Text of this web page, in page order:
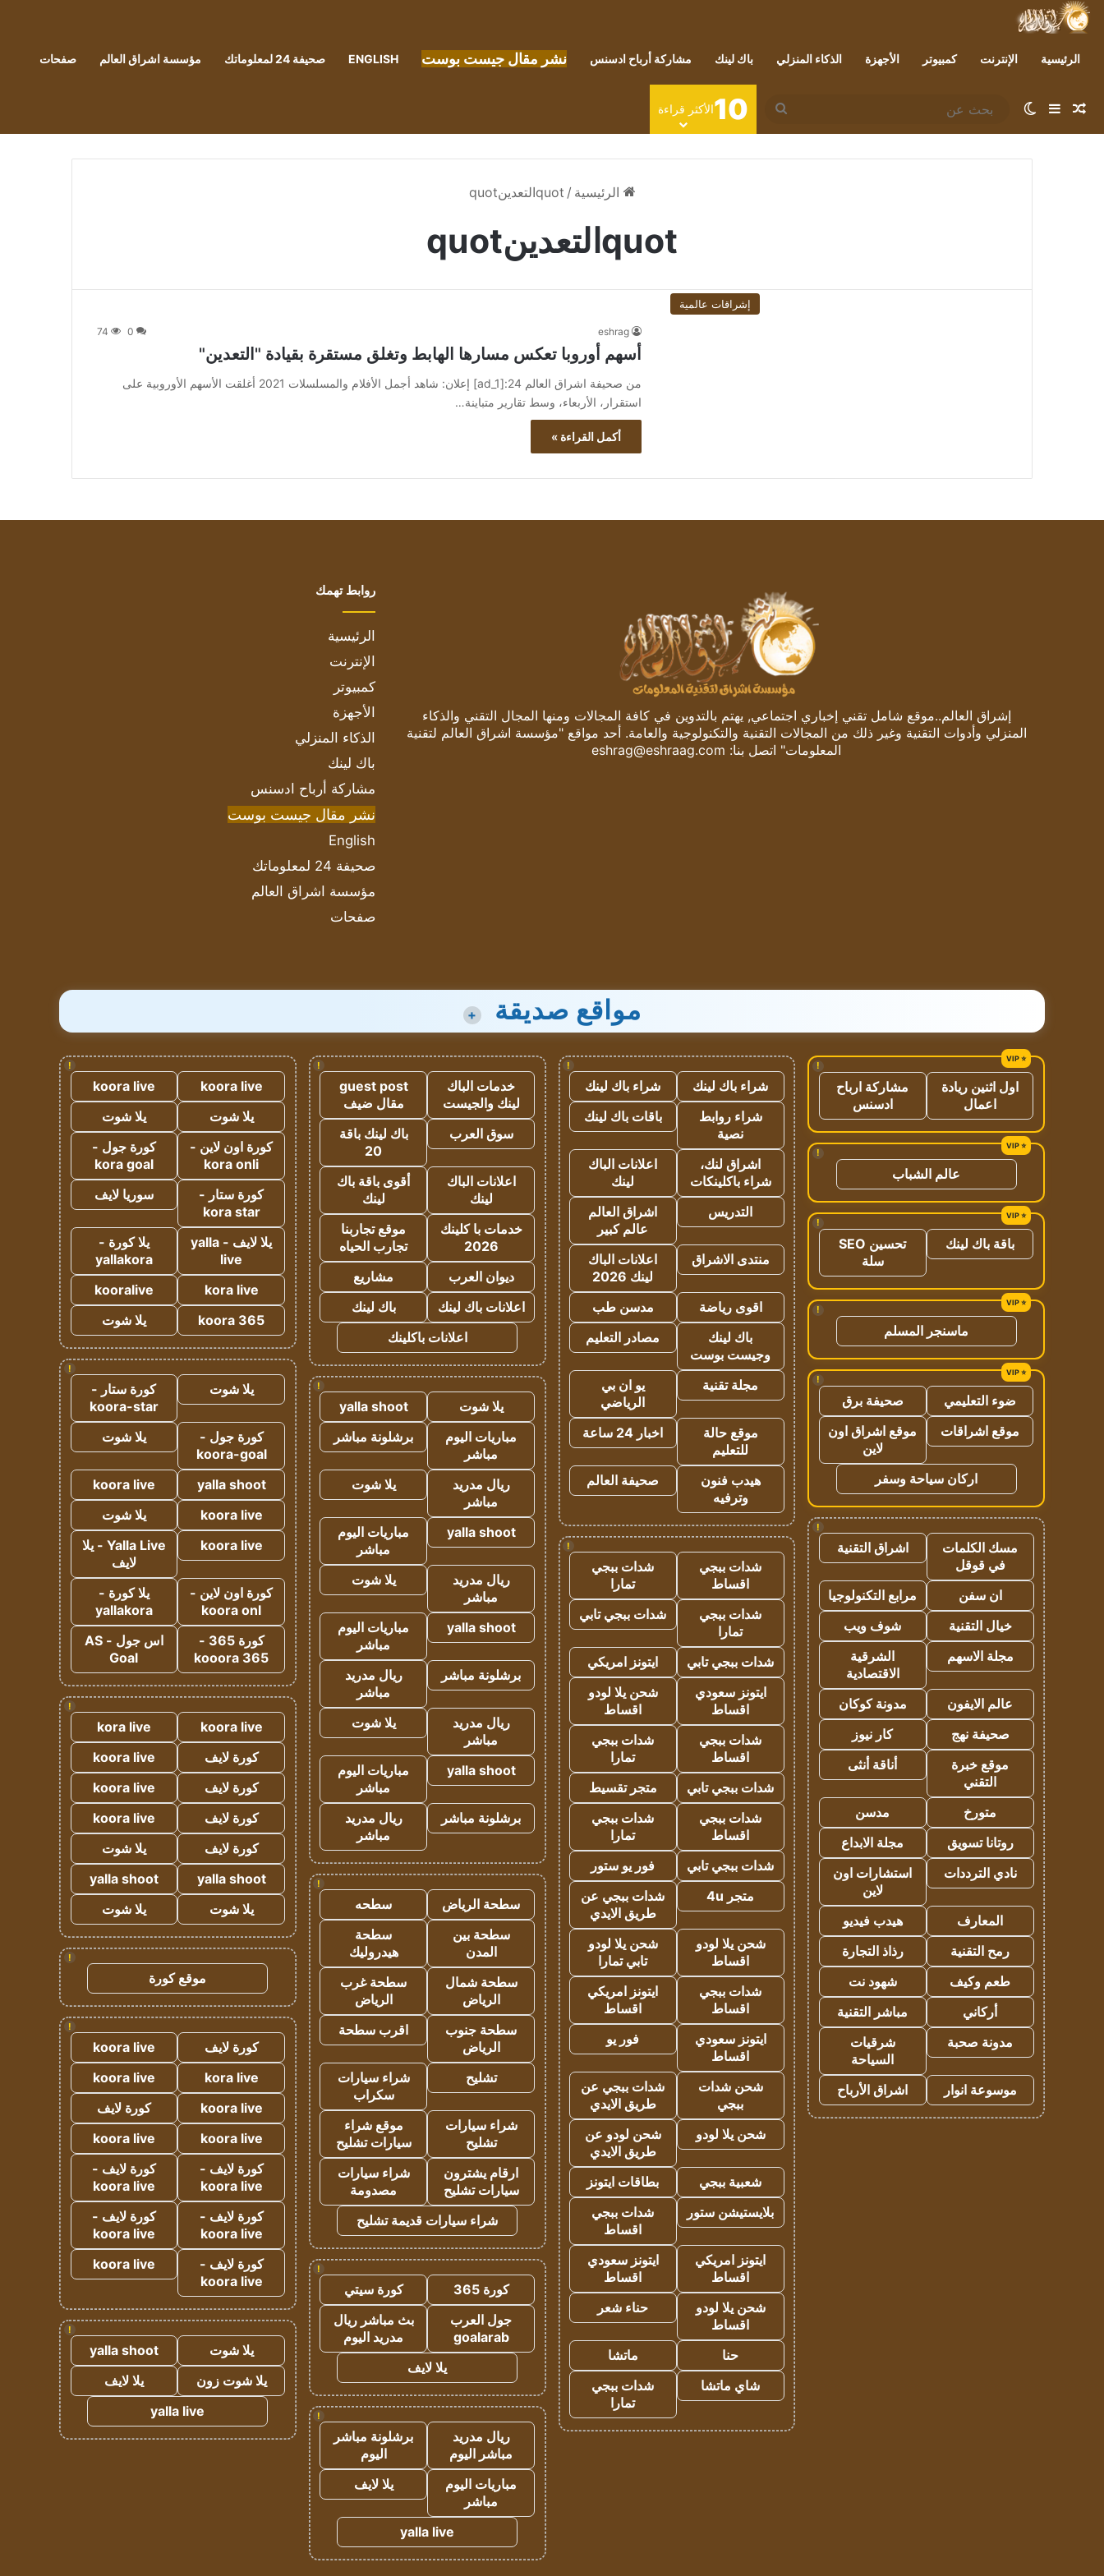
الرئيسية الإنترنت كمبيوتر الأجهزة الذكاء المنزلي باك لينك مشاركة أرباح ادسنس نشر مقال جيست بوست ENGLISH صحيفة 24 لمعلوماتك مؤسسة اشراق العالم صفحات
مقال عشوائي
إضافة عمود جانبي
الوضع المظلم
بحث
عن
10الأكثر قراءة
الرئيسية / quotالتعدينquot
quotالتعدينquot
إشراقات عالمية
eshrag
0
74
أسهم أوروبا تعكس مسارها الهابط وتغلق مستقرة بقيادة "التعدين"
من صحيفة اشراق العالم 24:[ad_1] إعلان: شاهد أجمل الأفلام والمسلسلات 2021 أغلقت الأسهم الأوروبية على
استقرار، الأربعاء، وسط تقارير متباينة…
أكمل القراءة »
إشراق العالم..موقع شامل تقني إخباري اجتماعي, يهتم بالتدوين في كافة المجالات ومنها المجال التقني والذكاء
المنزلي وأدوات التقنية وغير ذلك من المجالات التقنية والتكنولوجية والعامة. أحد مواقع "مؤسسة اشراق العالم لتقنية
المعلومات" اتصل بنا: eshrag@eshraag.com
روابط تهمك
الرئيسية
الإنترنت
كمبيوتر
الأجهزة
الذكاء المنزلي
باك لينك
مشاركة أرباح ادسنس
نشر مقال جيست بوست
English
صحيفة 24 لمعلوماتك
مؤسسة اشراق العالم
صفحات
مواقع صديقة +
!
اول اثنين ريادة
اعمال
مشاركة ارباح
ادسنس
!
عالم الشباب
!
باقة باك لينك
تحسين SEO
سلة
!
ماسنجر المسلم
!
ضوء التعليمي
صحيفة برق
موقع اشراقات
موقع اشراق اون
لاين
اركان سياحة وسفر
!
مسك الكلمات
في قوقل
اشراق التقنية
ان سفن
مرابع التكنولوجيا
خيال التقنية
شوف ويب
مجلة الاسهم
الشرقية
الاقتصادية
عالم الايفون
مدونة كوكان
صحيفة نهج
كار نيوز
موقع خبرة
التقني
أناقة أنثى
متورخ
مدسن
روتانا تسويق
مجلة الابداع
نادي الترددات
استشارات اون
لاين
المعارف
هيدب فيديو
رمح التقنية
رذاذ التجارة
طعم وكيف
شهود نت
أركاني
مباشر التقنية
مدونة صحبة
شرقيات
السياحة
موسوعة انوار
اشراق الأرباح
!
شراء باك لينك
شراء باك لينك
شراء روابط
نصية
باقات باك لينك
اشراق لنك،
شراء باكلينكات
اعلانات الباك
لينك
التدريس
اشراق العالم
عالم كبير
منتدى الاشراق
اعلانات الباك
لينك 2026
اقوى رياضة
مدسن طب
باك لينك
وجيست بوست
مصادر التعليم
مجلة تقنية
يو ان بي
الرياضي
موقع حالة
للتعليم
اخبار 24 ساعة
هيدب فنون
وترفيه
صحيفة العالم
!
شدات ببجي
اقساط
شدات ببجي
تمارا
شدات ببجي
تمارا
شدات ببجي تابي
شدات ببجي تابي
ايتونز امريكي
ايتونز سعودي
اقساط
شحن يلا لودو
اقساط
شدات ببجي
اقساط
شدات ببجي
تمارا
شدات ببجي تابي
متجر تقسيط
شدات ببجي
اقساط
شدات ببجي
تمارا
شدات ببجي تابي
فور يو ستور
متجر 4u
شدات ببجي عن
طريق الايدي
شحن يلا لودو
اقساط
شحن يلا لودو
تابي تمارا
شدات ببجي
اقساط
ايتونز امريكي
اقساط
ايتونز سعودي
اقساط
فور يو
شحن شدات
ببجي
شدات ببجي عن
طريق الايدي
شحن يلا لودو
شحن لودو عن
طريق الايدي
شعبية ببجي
بطاقات ايتونز
بلايستيشن ستور
شدات ببجي
اقساط
ايتونز امريكي
اقساط
ايتونز سعودي
اقساط
شحن يلا لودو
اقساط
حناء شعر
حنا
ماتشا
شاي ماتشا
شدات ببجي
تمارا
!
خدمات الباك
لينك والجيست
guest post
مقال ضيف
سوق العرب
باك لينك باقة
20
اعلانات الباك
لينك
أقوى باقة باك
لينك
خدمات با كلينك
2026
موقع تجاربنا
تجارب الحياه
ديوان العرب
مشاريع
اعلانات باك لينك
باك لينك
اعلانات باكلينك
!
يلا شوت
yalla shoot
مباريات اليوم
مباشر
برشلونة مباشر
ريال مدريد
مباشر
يلا شوت
yalla shoot
مباريات اليوم
مباشر
ريال مدريد
مباشر
يلا شوت
yalla shoot
مباريات اليوم
مباشر
برشلونة مباشر
ريال مدريد
مباشر
ريال مدريد
مباشر
يلا شوت
yalla shoot
مباريات اليوم
مباشر
برشلونة مباشر
ريال مدريد
مباشر
!
سطحة الرياض
سطحه
سطحة بين
المدن
سطحة
هيدروليك
سطحة شمال
الرياض
سطحة غرب
الرياض
سطحة جنوب
الرياض
اقرب سطحة
تشليح
شراء سيارات
سكراب
شراء سيارات
تشليح
موقع شراء
سيارات تشليح
ارقام يشترون
سيارات تشليح
شراء سيارات
مصدومة
شراء سيارات قديمة تشليح
!
كورة 365
كورة سيتي
جول العرب
goalarab
بث مباشر ريال
مدريد اليوم
يلا لايف
!
ريال مدريد
مباشر اليوم
برشلونة مباشر
اليوم
مباريات اليوم
مباشر
يلا لايف
yalla live
!
koora live
koora live
يلا شوت
يلا شوت
كورة اون لاين -
kora onli
كورة جول -
kora goal
كورة ستار -
kora star
سوريا لايف
يلا لايف - yalla
live
يلا كورة -
yallakora
kora live
kooralive
koora 365
يلا شوت
!
يلا شوت
كورة ستار -
koora-star
كورة جول -
koora-goal
يلا شوت
yalla shoot
koora live
koora live
يلا شوت
koora live
Yalla Live - يلا
لايف
كورة اون لاين -
koora onl
يلا كورة -
yallakora
كورة 365 -
kooora 365
اس جول - AS
Goal
!
koora live
kora live
كورة لايف
koora live
كورة لايف
koora live
كورة لايف
koora live
كورة لايف
يلا شوت
yalla shoot
yalla shoot
يلا شوت
يلا شوت
!
موقع كورة
!
كورة لايف
koora live
kora live
koora live
koora live
كورة لايف
koora live
koora live
كورة لايف -
koora live
كورة لايف -
koora live
كورة لايف -
koora live
كورة لايف -
koora live
كورة لايف -
koora live
koora live
!
يلا شوت
yalla shoot
يلا شوت زون
يلا لايف
yalla live